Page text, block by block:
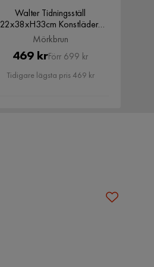
Walter Tidningsställ
22x38xH33cm Konstläder,
Mörkbrun
Mörkbrun
Pris
469 krOriginal
Pris
Förr 699 kr
Tidigare lägsta pris 469 kr